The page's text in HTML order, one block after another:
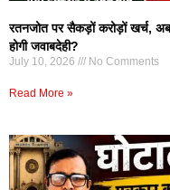
रतनजोत पर सैकड़ों करोड़ों खर्च, अब
होगी जवाबदेही?
July 10, 2026 No Comments
Read More »